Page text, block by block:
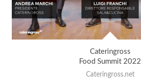
Cateringross
Food Summit 2022
Cateringross.net